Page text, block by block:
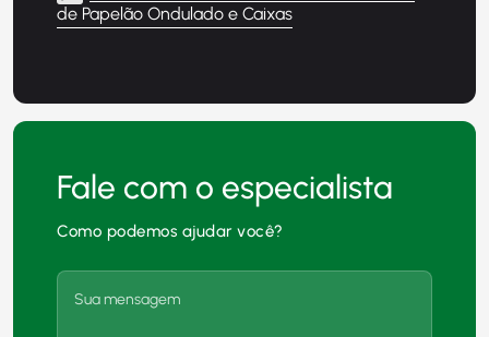
de Papelão Ondulado e Caixas
Fale com o especialista
Como podemos ajudar você?